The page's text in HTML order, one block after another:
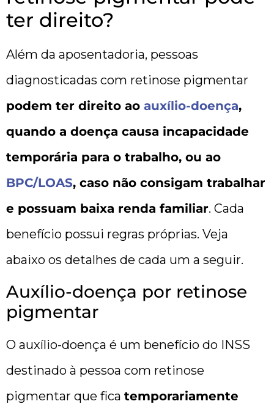
ter direito?
Além da aposentadoria, pessoas
diagnosticadas com retinose pigmentar
podem ter direito ao auxílio-doença,
quando a doença causa incapacidade
temporária para o trabalho, ou ao
BPC/LOAS, caso não consigam trabalhar
e possuam baixa renda familiar. Cada
benefício possui regras próprias. Veja
abaixo os detalhes de cada um a seguir.
Auxílio-doença por retinose
pigmentar
O auxílio-doença é um benefício do INSS
destinado à pessoa com retinose
pigmentar que fica temporariamente